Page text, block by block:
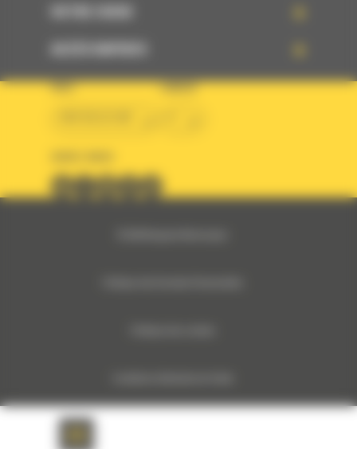
PAYS LANGUE
Monnoyeur Corporate Social Responsibility